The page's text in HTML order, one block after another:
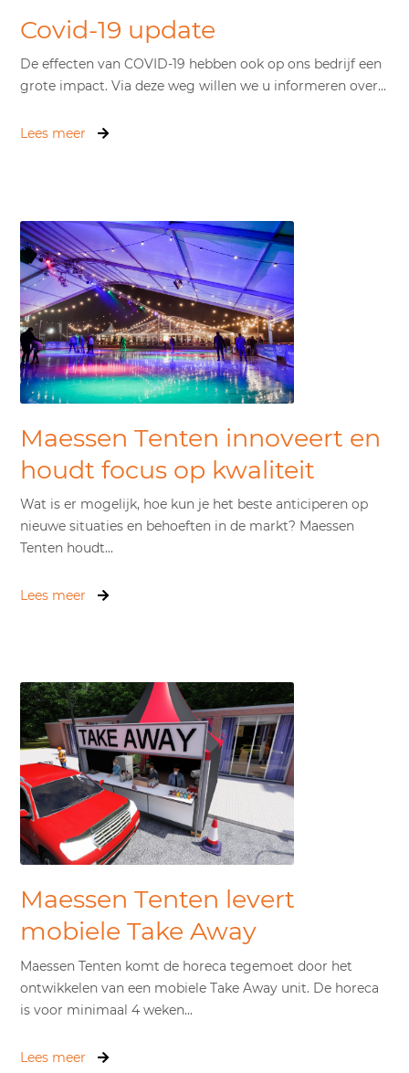
Covid-19 update
De effecten van COVID-19 hebben ook op ons bedrijf een
grote impact. Via deze weg willen we u informeren over...
Lees meer
Maessen Tenten innoveert en
houdt focus op kwaliteit
Wat is er mogelijk, hoe kun je het beste anticiperen op
nieuwe situaties en behoeften in de markt? Maessen
Tenten houdt...
Lees meer
Maessen Tenten levert
mobiele Take Away
Maessen Tenten komt de horeca tegemoet door het
ontwikkelen van een mobiele Take Away unit. De horeca
is voor minimaal 4 weken...
Lees meer